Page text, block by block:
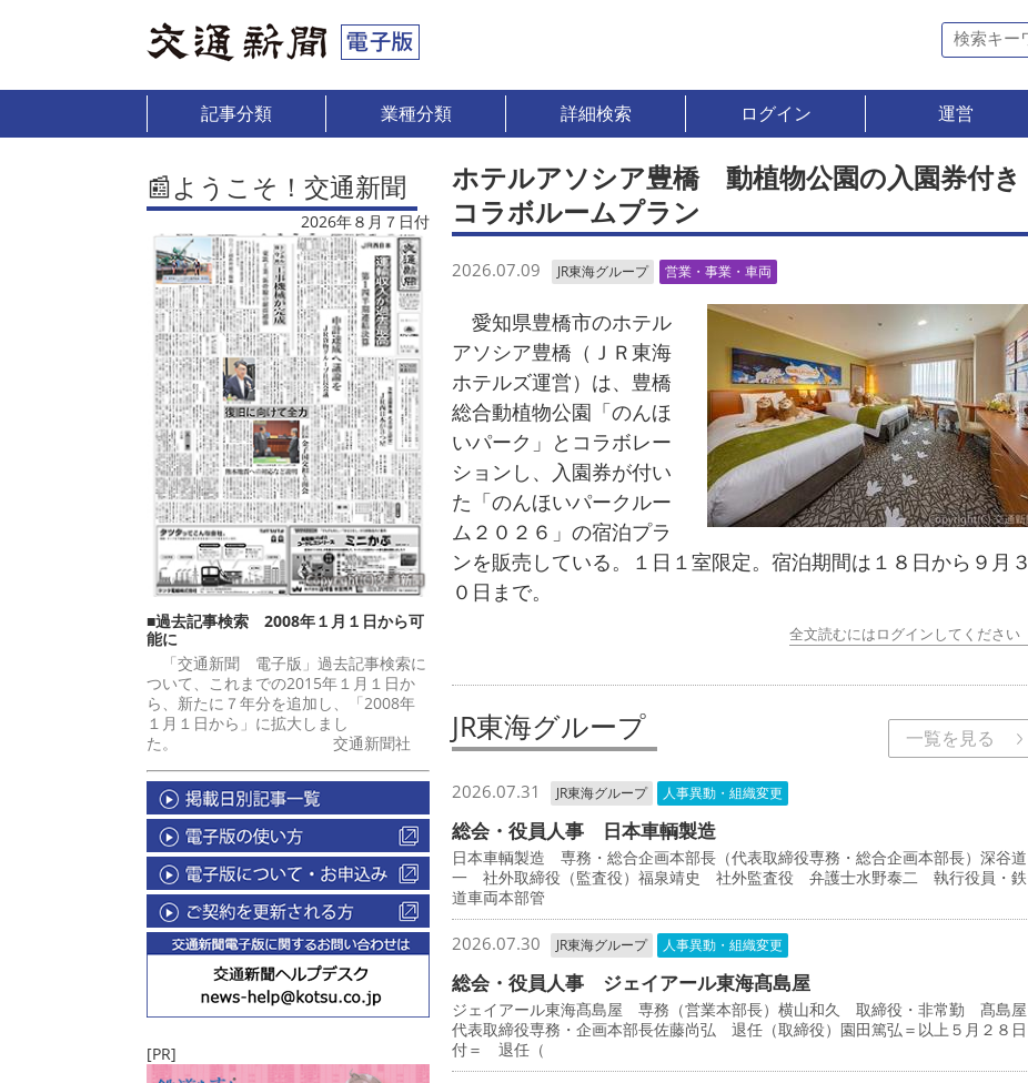
記事分類 業種分類 詳細検索 ログイン 運営
📰ようこそ！交通新聞
2026年８月７日付
■過去記事検索 2008年１月１日から可
能に
「交通新聞 電子版」過去記事検索に
ついて、これまでの2015年１月１日か
ら、新たに７年分を追加し、「2008年
１月１日から」に拡大しまし
た。 交通新聞社
[PR]
ホテルアソシア豊橋 動植物公園の入園券付き
コラボルームプラン
2026.07.09 JR東海グループ 営業・事業・車両
愛知県豊橋市のホテル
アソシア豊橋（ＪＲ東海
ホテルズ運営）は、豊橋
総合動植物公園「のんほ
いパーク」とコラボレー
ションし、入園券が付い
た「のんほいパークルー
ム２０２６」の宿泊プラ
ンを販売している。１日１室限定。宿泊期間は１８日から９月３
０日まで。
全文読むにはログインしてください
JR東海グループ 一覧を見る
2026.07.31 JR東海グループ 人事異動・組織変更
総会・役員人事 日本車輌製造
日本車輌製造 専務・総合企画本部長（代表取締役専務・総合企画本部長）深谷道
一 社外取締役（監査役）福泉靖史 社外監査役 弁護士水野泰二 執行役員・鉄
道車両本部管
2026.07.30 JR東海グループ 人事異動・組織変更
総会・役員人事 ジェイアール東海髙島屋
ジェイアール東海髙島屋 専務（営業本部長）横山和久 取締役・非常勤 髙島屋
代表取締役専務・企画本部長佐藤尚弘 退任（取締役）園田篤弘＝以上５月２８日
付＝ 退任（